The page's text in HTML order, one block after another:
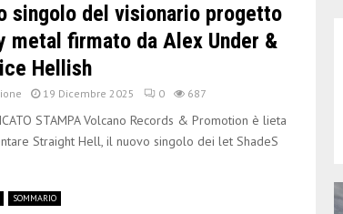
singolo del visionario progetto
metal firmato da Alex Under &
Hellish
19 Dicembre 2025 0 687
STAMPA Volcano Records & Promotion è lieta
Straight Hell, il nuovo singolo dei let ShadeS
SOMMARIO